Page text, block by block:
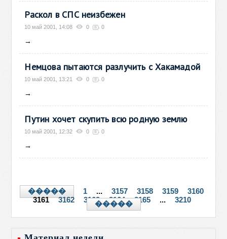
Раскол в СПС неизбежен
10 май 2001, 14:08 0 0
→
Немцова пытаются разлучить с Хакамадой
10 май 2001, 13:21 0 0
→
Путин хочет скупить всю родную землю
10 май 2001, 12:32 0 0
→
����� 1 ... 3157 3158 3159
3160
3161
3162 3163 3164 3165 ... 3210
�����